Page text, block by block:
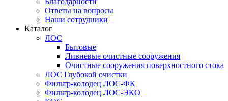
Ответы на вопросы
Наши сотрудники
Каталог
ЛОС
Бытовые
Ливневые очистные сооружения
Очистные сооружения поверхностного стока
ЛОС Глубокой очистки
Фильтр-колодец ЛОС-ФК
Фильтр-колодец ЛОС-ЭКО